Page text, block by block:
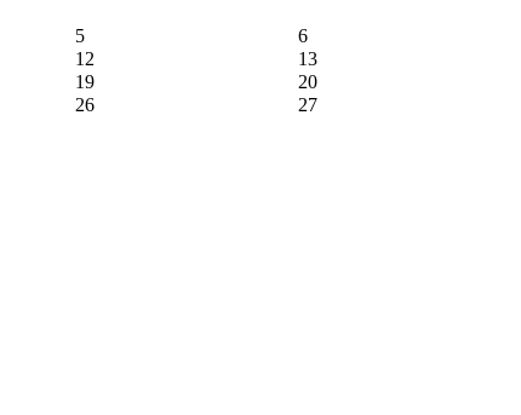
5 6
12 13
19 20
26 27